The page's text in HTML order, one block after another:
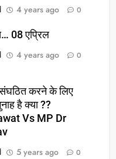
4 years ago 0
08 एप्रिल
4 years ago 0
करने के लिए
है क्या ??
Vs MP Dr
5 years ago 0